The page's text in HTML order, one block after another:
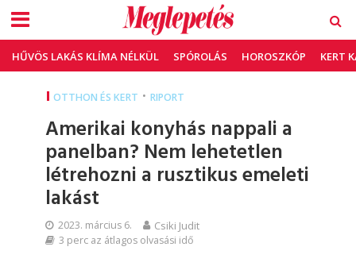
HŰVÖS LAKÁS KLÍMA NÉLKÜL SPÓROLÁS HOROSZKÓP KERT
OTTHON ÉS KERT • RIPORT
Amerikai konyhás nappali a
panelban? Nem lehetetlen
létrehozni a rusztikus emeleti
lakást
2023. március 6. Csiki Judit
3 perc az átlagos olvasási idő